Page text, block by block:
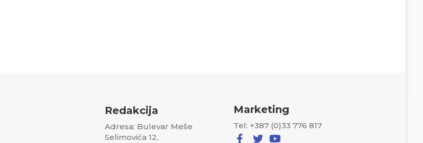
Redakcija
Adresa: Bulevar Meše
Selimovića 12,
Marketing
Tel: +387 (0)33 776 817